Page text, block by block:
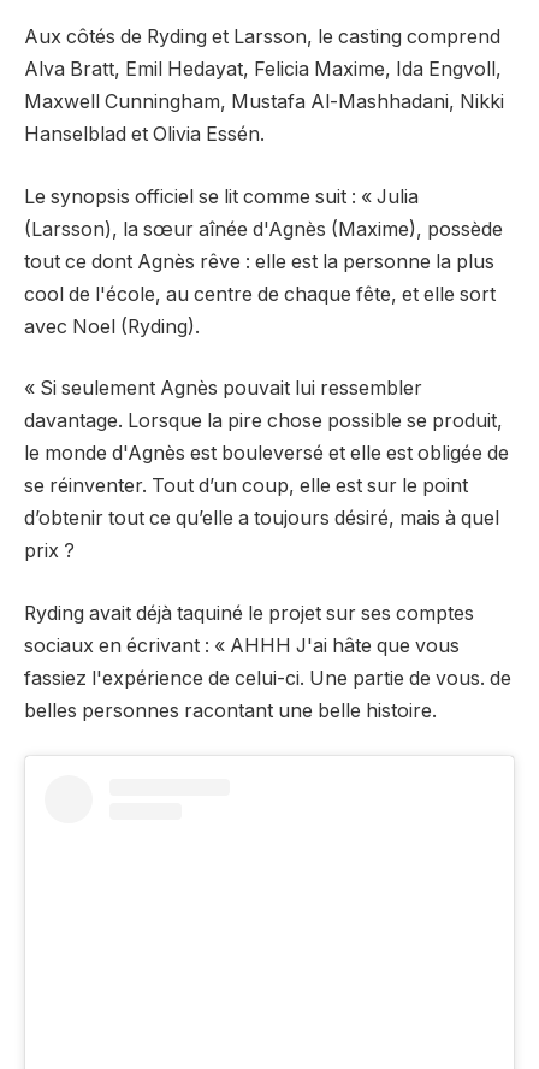
Aux côtés de Ryding et Larsson, le casting comprend
Alva Bratt, Emil Hedayat, Felicia Maxime, Ida Engvoll,
Maxwell Cunningham, Mustafa Al-Mashhadani, Nikki
Hanselblad et Olivia Essén.
Le synopsis officiel se lit comme suit : « Julia
(Larsson), la sœur aînée d'Agnès (Maxime), possède
tout ce dont Agnès rêve : elle est la personne la plus
cool de l'école, au centre de chaque fête, et elle sort
avec Noel (Ryding).
« Si seulement Agnès pouvait lui ressembler
davantage. Lorsque la pire chose possible se produit,
le monde d'Agnès est bouleversé et elle est obligée de
se réinventer. Tout d’un coup, elle est sur le point
d’obtenir tout ce qu’elle a toujours désiré, mais à quel
prix ?
Ryding avait déjà taquiné le projet sur ses comptes
sociaux en écrivant : « AHHH J'ai hâte que vous
fassiez l'expérience de celui-ci. Une partie de vous. de
belles personnes racontant une belle histoire.